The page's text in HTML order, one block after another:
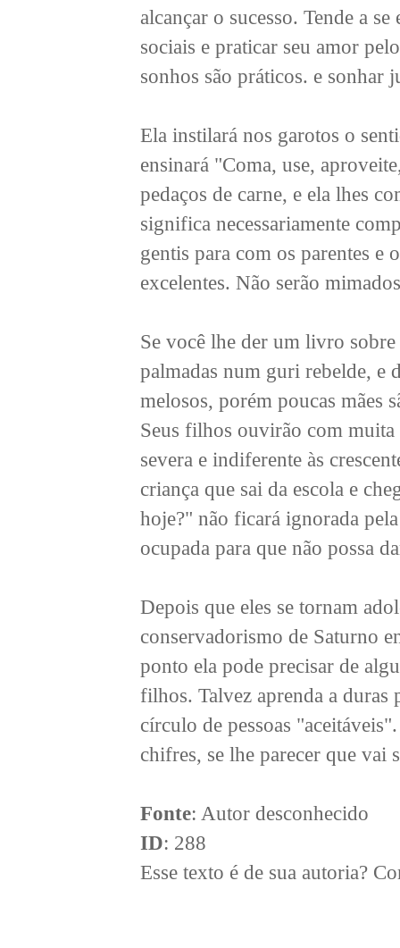
alcançar o sucesso. Tende a
sociais e praticar seu amor
sonhos são práticos. e sonhar
Ela instilará nos garotos o
ensinará "Coma, use,
pedaços de carne, e ela lhes
significa necessariamente
gentis para com os parentes e
excelentes. Não serão
Se você lhe der um livro
palmadas num guri rebelde, e
melosos, porém poucas mães
Seus filhos ouvirão com muita
severa e indiferente às
criança que sai da escola e
hoje?" não ficará ignorada
ocupada para que não possa
Depois que eles se tornam
conservadorismo de Saturno
ponto ela pode precisar de
filhos. Talvez aprenda a duras
círculo de pessoas
chifres, se lhe parecer que vai
Fonte: Autor desconhecido
ID: 288
Esse texto é de sua autoria?